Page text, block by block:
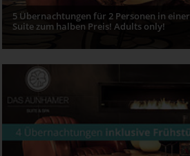
5 Übernachtungen für 2 Personen in einer
Suite zum halben Preis! Adults only!